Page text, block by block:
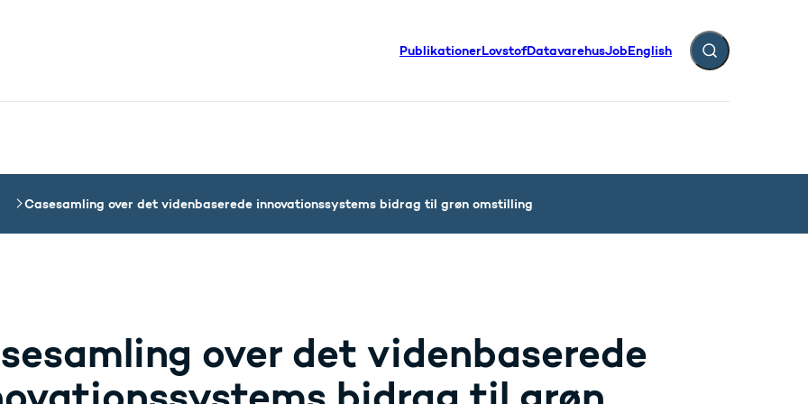
PublikationerLovstofDatavarehusJobEnglish Fold søgefelt ud
links- Flere links
Casesamling over det videnbaserede innovationssystems bidrag til grøn omstilling
over det videnbaserede